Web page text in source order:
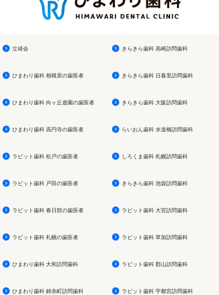
立靖会
ひまわり歯科 相模原の歯医者
ひまわり歯科 向ヶ丘遊園の歯医者
ひまわり歯科 高円寺の歯医者
ラビット歯科 松戸の歯医者
ラビット歯科 戸田の歯医者
ラビット歯科 春日部の歯医者
ラビット歯科 札幌の歯医者
ひまわり歯科 大和訪問歯科
ひまわり歯科 錦糸町訪問歯科
きらきら歯科 高崎訪問歯科
きらきら歯科 日暮里訪問歯科
きらきら歯科 大阪訪問歯科
らいおん歯科 水道橋訪問歯科
しろくま歯科 札幌訪問歯科
きらきら歯科 池袋訪問歯科
ラビット歯科 大宮訪問歯科
ラビット歯科 草加訪問歯科
ラビット歯科 郡山訪問歯科
ラビット歯科 宇都宮訪問歯科